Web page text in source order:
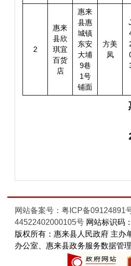
2
惠来
县欣
琪宜
百货
店
惠来
县惠
城镇
东安
大埔
9巷
1号
铺面
方美
凤
网站备案号：粤ICP备09124891
44522402000105号 网站标识码
版权所有：惠来县人民政府 主办
办公室、惠来县政务服务数据管